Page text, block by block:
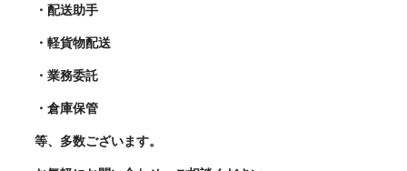
・配送助手
・軽貨物配送
・業務委託
・倉庫保管
等、多数ございます。